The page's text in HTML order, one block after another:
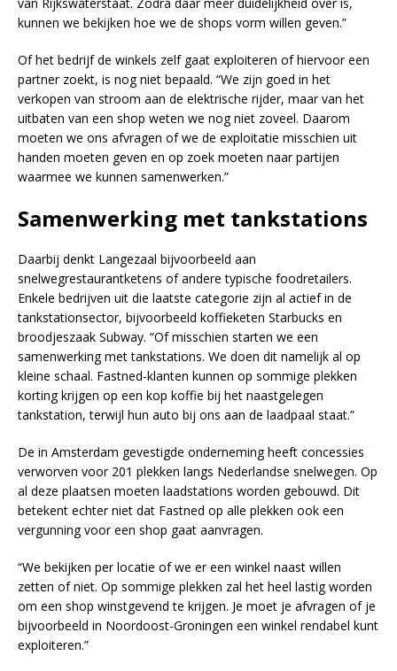
kunnen we bekijken hoe we de shops vorm willen geven.”
Of het bedrijf de winkels zelf gaat exploiteren of hiervoor een
partner zoekt, is nog niet bepaald. “We zijn goed in het
verkopen van stroom aan de elektrische rijder, maar van het
uitbaten van een shop weten we nog niet zoveel. Daarom
moeten we ons afvragen of we de exploitatie misschien uit
handen moeten geven en op zoek moeten naar partijen
waarmee we kunnen samenwerken.”
Samenwerking met tankstations
Daarbij denkt Langezaal bijvoorbeeld aan
snelwegrestaurantketens of andere typische foodretailers.
Enkele bedrijven uit die laatste categorie zijn al actief in de
tankstationsector, bijvoorbeeld koffieketen Starbucks en
broodjeszaak Subway. “Of misschien starten we een
samenwerking met tankstations. We doen dit namelijk al op
kleine schaal. Fastned-klanten kunnen op sommige plekken
korting krijgen op een kop koffie bij het naastgelegen
tankstation, terwijl hun auto bij ons aan de laadpaal staat.”
De in Amsterdam gevestigde onderneming heeft concessies
verworven voor 201 plekken langs Nederlandse snelwegen. Op
al deze plaatsen moeten laadstations worden gebouwd. Dit
betekent echter niet dat Fastned op alle plekken ook een
vergunning voor een shop gaat aanvragen.
“We bekijken per locatie of we er een winkel naast willen
zetten of niet. Op sommige plekken zal het heel lastig worden
om een shop winstgevend te krijgen. Je moet je afvragen of je
bijvoorbeeld in Noordoost-Groningen een winkel rendabel kunt
exploiteren.”